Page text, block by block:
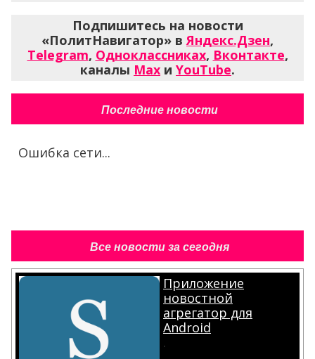
Подпишитесь на новости
«ПолитНавигатор» вЯндекс.Дзен,
Telegram, Одноклассниках, Вконтакте,
каналы Max и YouTube.
Последние новости
Ошибка сети...
Все новости за сегодня
Приложение
новостной
агрегатор для
Android
.